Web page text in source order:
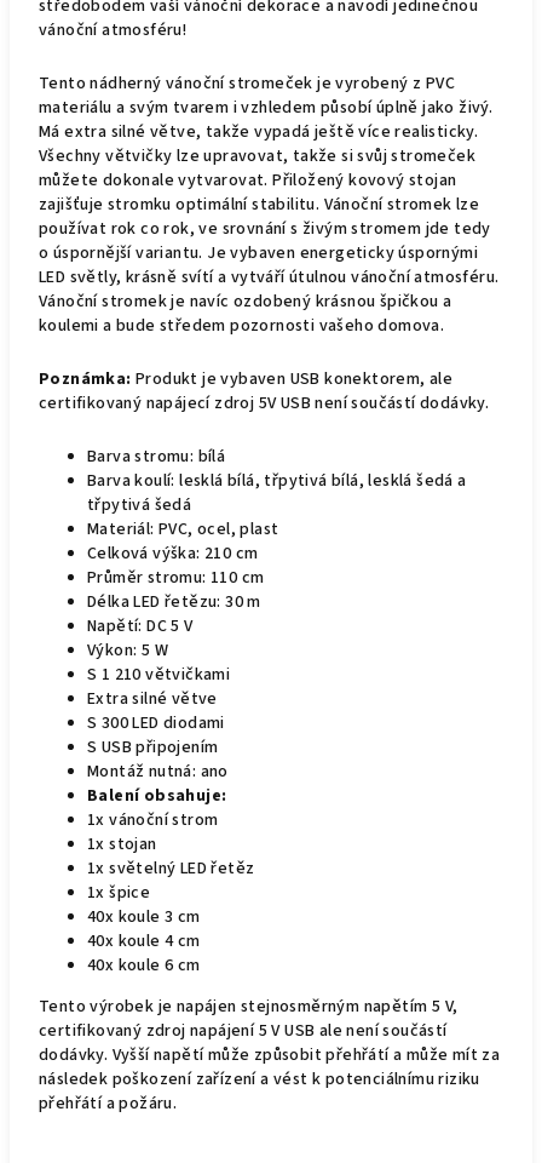
středobodem vaší vánoční dekorace a navodí jedinečnou
vánoční atmosféru!
Tento nádherný vánoční stromeček je vyrobený z PVC
materiálu a svým tvarem i vzhledem působí úplně jako živý.
Má extra silné větve, takže vypadá ještě více realisticky.
Všechny větvičky lze upravovat, takže si svůj stromeček
můžete dokonale vytvarovat. Přiložený kovový stojan
zajišťuje stromku optimální stabilitu. Vánoční stromek lze
používat rok co rok, ve srovnání s živým stromem jde tedy
o úspornější variantu. Je vybaven energeticky úspornými
LED světly, krásně svítí a vytváří útulnou vánoční atmosféru.
Vánoční stromek je navíc ozdobený krásnou špičkou a
koulemi a bude středem pozornosti vašeho domova.
Poznámka: Produkt je vybaven USB konektorem, ale
certifikovaný napájecí zdroj 5V USB není součástí dodávky.
Barva stromu: bílá
Barva koulí: lesklá bílá, třpytivá bílá, lesklá šedá a
třpytivá šedá
Materiál: PVC, ocel, plast
Celková výška: 210 cm
Průměr stromu: 110 cm
Délka LED řetězu: 30 m
Napětí: DC 5 V
Výkon: 5 W
S 1 210 větvičkami
Extra silné větve
S 300 LED diodami
S USB připojením
Montáž nutná: ano
Balení obsahuje:
1x vánoční strom
1x stojan
1x světelný LED řetěz
1x špice
40x koule 3 cm
40x koule 4 cm
40x koule 6 cm
Tento výrobek je napájen stejnosměrným napětím 5 V,
certifikovaný zdroj napájení 5 V USB ale není součástí
dodávky. Vyšší napětí může způsobit přehřátí a může mít za
následek poškození zařízení a vést k potenciálnímu riziku
přehřátí a požáru.